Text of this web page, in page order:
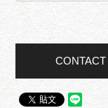
CONTACT